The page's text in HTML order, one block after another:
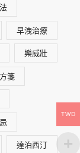
早洩治療
樂威壯
箋
達泊西汀
TWD